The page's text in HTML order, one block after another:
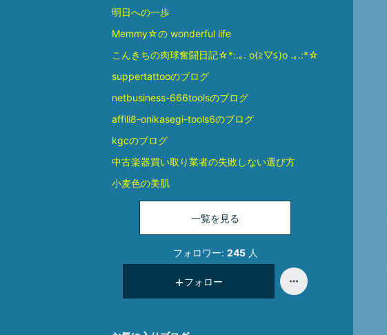
明日への一歩
Memmy☆の wonderful life
こんきちの肉球奮闘日記☆*:.｡. o(≧▽≦)o .｡.:*☆
suppertattooのブログ
netbusiness-666toolsのブログ
affili8-onikasegi-tools6のブログ
kgcのブログ
中古楽器買い取り業者の失敗しない選び方
小麦色の美肌
一覧を見る
フォロワー: 245 人
フォロー